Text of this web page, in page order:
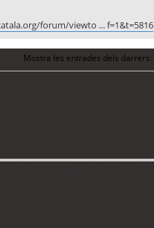
forum/viewto ... f=1&t=5816
Mostra les entrades dels darrers: